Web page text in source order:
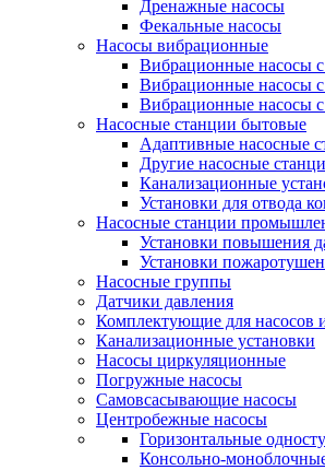
Дренажные насосы
Фекальные насосы
Насосы вибрационные
Вибрационные насосы
Вибрационные насосы
Вибрационные насосы
Насосные станции бытовые
Адаптивные насосные
Другие насосные
Канализационные
Установки для отвода
Насосные станции
Установки повышения
Установки
Насосные группы
Датчики давления
Комплектующие для насосов
Канализационные установки
Насосы циркуляционные
Погружные насосы
Самовсасывающие насосы
Центробежные насосы
Горизонтальные
Консольно-